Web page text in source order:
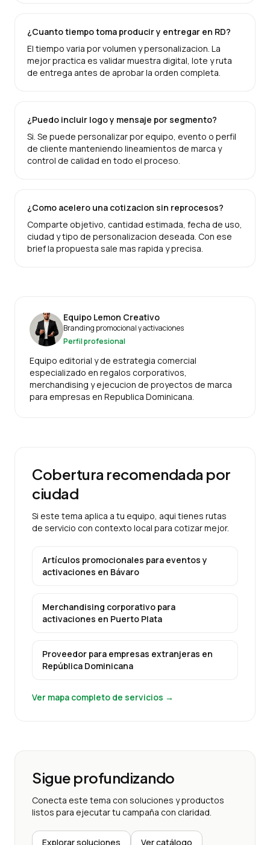
¿Cuanto tiempo toma producir y entregar en RD?
El tiempo varia por volumen y personalizacion. La
mejor practica es validar muestra digital, lote y ruta
de entrega antes de aprobar la orden completa.
¿Puedo incluir logo y mensaje por segmento?
Si. Se puede personalizar por equipo, evento o perfil
de cliente manteniendo lineamientos de marca y
control de calidad en todo el proceso.
¿Como acelero una cotizacion sin reprocesos?
Comparte objetivo, cantidad estimada, fecha de uso,
ciudad y tipo de personalizacion deseada. Con ese
brief la propuesta sale mas rapida y precisa.
Equipo Lemon Creativo
Branding promocional y activaciones
Perfil profesional
Equipo editorial y de estrategia comercial
especializado en regalos corporativos,
merchandising y ejecucion de proyectos de marca
para empresas en Republica Dominicana.
Cobertura recomendada por
ciudad
Si este tema aplica a tu equipo, aqui tienes rutas
de servicio con contexto local para cotizar mejor.
Artículos promocionales para eventos y
activaciones en Bávaro
Merchandising corporativo para
activaciones en Puerto Plata
Proveedor para empresas extranjeras en
República Dominicana
Ver mapa completo de servicios →
Sigue profundizando
Conecta este tema con soluciones y productos
listos para ejecutar tu campaña con claridad.
Explorar soluciones Ver catálogo